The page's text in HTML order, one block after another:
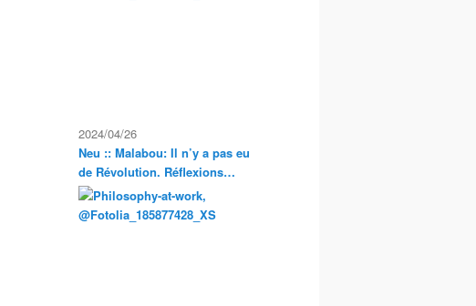
2024/04/26
Neu :: Malabou: Il n’y a pas eu
de Révolution. Réflexions
anarchistes sur la propriété et
la condition servile en France